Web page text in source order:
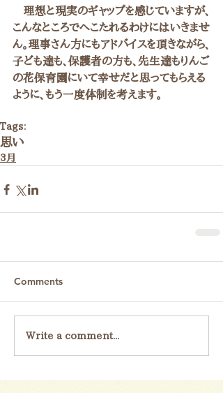
理想と現実のギャップを感じていますが、
こんなところでへこたれるわけにはいきませ
ん。理事さん方にもアドバイスを頂きながら、
子ども達も、保護者の方も、先生達もりんご
の花保育園にいて幸せだと思ってもらえる
ように、もう一度体制を考えます。
Tags:
思い
3月
Comments
Write a comment...